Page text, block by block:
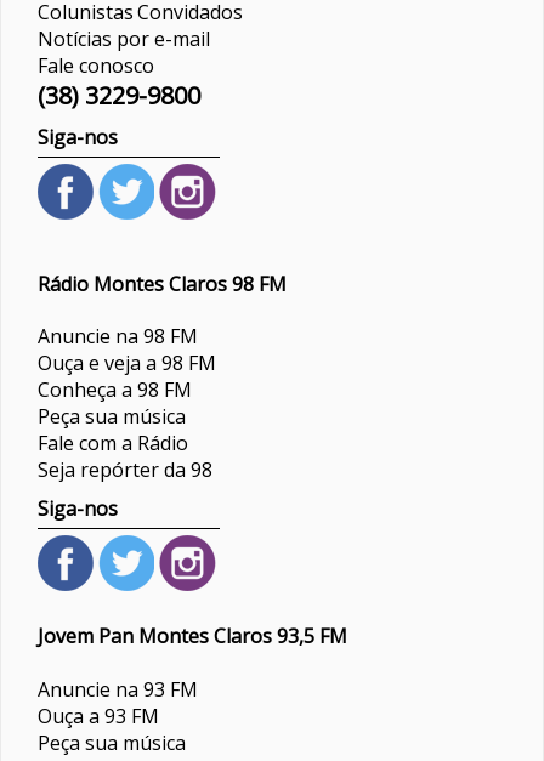
ColunistasConvidados
Notícias por e-mail
Fale conosco
(38) 3229-9800
Siga-nos
Rádio Montes Claros 98 FM
Anuncie na 98 FM
Ouça e veja a 98 FM
Conheça a 98 FM
Peça sua música
Fale com a Rádio
Seja repórter da 98
Siga-nos
Jovem Pan Montes Claros 93,5 FM
Anuncie na 93 FM
Ouça a 93 FM
Peça sua música